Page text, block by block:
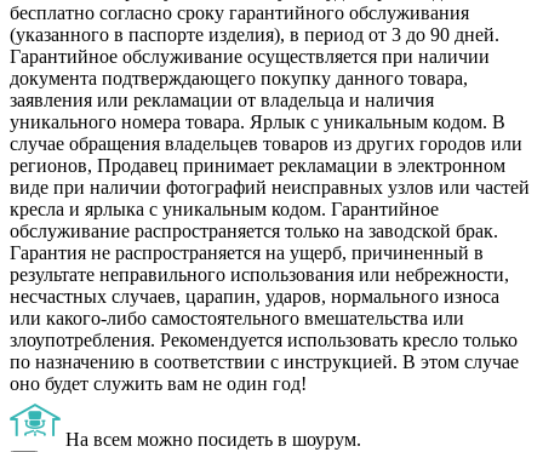
бесплатно согласно сроку гарантийного обслуживания
(указанного в паспорте изделия), в период от 3 до 90 дней.
Гарантийное обслуживание осуществляется при наличии
документа подтверждающего покупку данного товара,
заявления или рекламации от владельца и наличия
уникального номера товара. Ярлык с уникальным кодом. В
случае обращения владельцев товаров из других городов или
регионов, Продавец принимает рекламации в электронном
виде при наличии фотографий неисправных узлов или частей
кресла и ярлыка с уникальным кодом. Гарантийное
обслуживание распространяется только на заводской брак.
Гарантия не распространяется на ущерб, причиненный в
результате неправильного использования или небрежности,
несчастных случаев, царапин, ударов, нормального износа
или какого-либо самостоятельного вмешательства или
злоупотребления. Рекомендуется использовать кресло только
по назначению в соответствии с инструкцией. В этом случае
оно будет служить вам не один год!
На всем можно посидеть в шоурум.